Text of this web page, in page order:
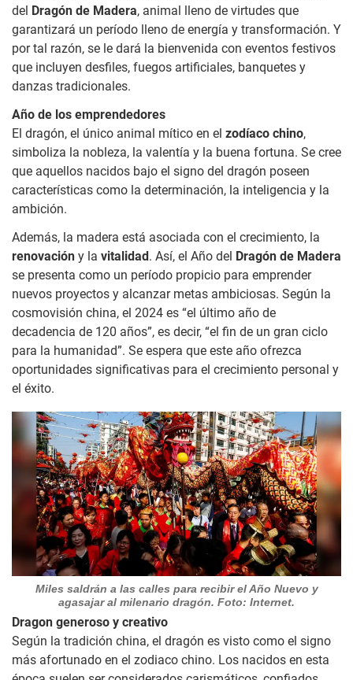
del Dragón de Madera, animal lleno de virtudes que
garantizará un período lleno de energía y transformación. Y
por tal razón, se le dará la bienvenida con eventos festivos
que incluyen desfiles, fuegos artificiales, banquetes y
danzas tradicionales.
Año de los emprendedores
El dragón, el único animal mítico en el zodíaco chino,
simboliza la nobleza, la valentía y la buena fortuna. Se cree
que aquellos nacidos bajo el signo del dragón poseen
características como la determinación, la inteligencia y la
ambición.
Además, la madera está asociada con el crecimiento, la
renovación y la vitalidad. Así, el Año del Dragón de Madera
se presenta como un período propicio para emprender
nuevos proyectos y alcanzar metas ambiciosas. Según la
cosmovisión china, el 2024 es “el último año de
decadencia de 120 años”, es decir, “el fin de un gran ciclo
para la humanidad”. Se espera que este año ofrezca
oportunidades significativas para el crecimiento personal y
el éxito.
Miles saldrán a las calles para recibir el Año Nuevo y
agasajar al milenario dragón. Foto: Internet.
Dragon generoso y creativo
Según la tradición china, el dragón es visto como el signo
más afortunado en el zodiaco chino. Los nacidos en esta